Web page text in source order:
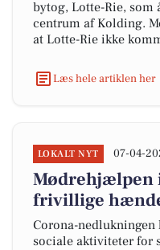
bytog, Lotte-Rie,
centrum af Kolding.
at Lotte-Rie ikke
Læs hele artiklen her
LOKALT NYT 07-04-
Mødrehjælpen
frivillige
Corona-nedlukningen
sociale aktiviteter for